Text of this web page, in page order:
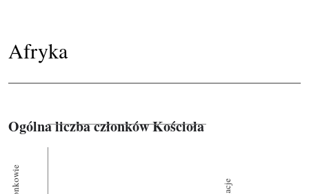
Afryka
Ogólna liczba członków Kościoła